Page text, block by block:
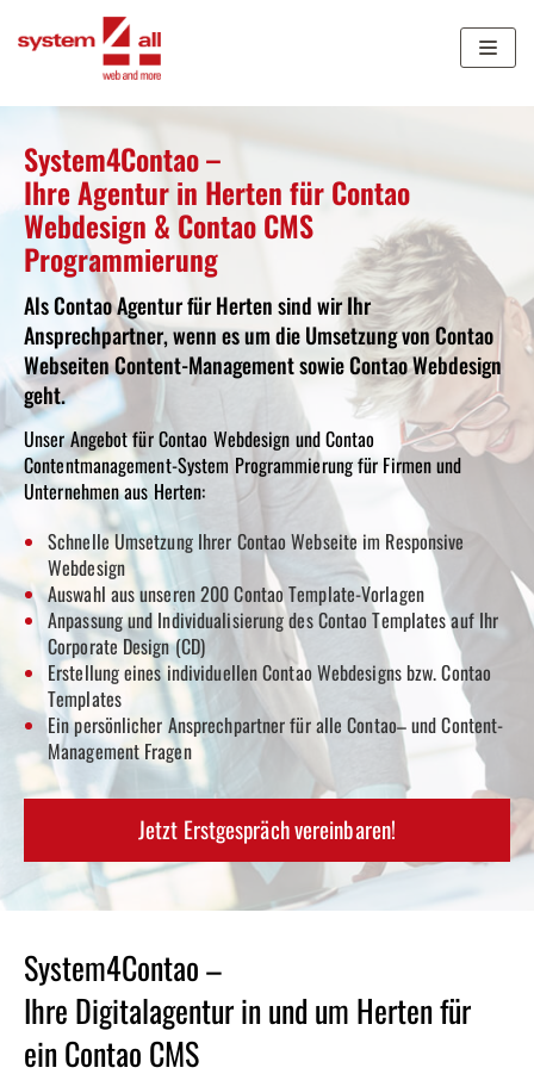
springen
System4Contao –
Ihre Agentur in Herten für Contao
Webdesign & Contao CMS
Programmierung
Als Contao Agentur für Herten sind wir Ihr
Ansprechpartner, wenn es um die Umsetzung von Contao
Webseiten Content-Management sowie Contao Webdesign
geht.
Unser Angebot für Contao Webdesign und Contao
Contentmanagement-System Programmierung für Firmen und
Unternehmen aus Herten:
Schnelle Umsetzung Ihrer Contao Webseite im Responsive
Webdesign
Auswahl aus unseren 200 ContaoTemplate-Vorlagen
Anpassung und Individualisierung des Contao Templates auf Ihr
Corporate Design (CD)
Erstellung eines individuellen ContaoWebdesigns bzw. Contao
Templates
Ein persönlicher Ansprechpartner für alle Contao– und Content-
Management Fragen
Jetzt Erstgespräch vereinbaren!
System4Contao –
Ihre Digitalagentur in und um Herten für
ein Contao CMS